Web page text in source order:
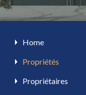
Home
Propriétés
Propriétaires